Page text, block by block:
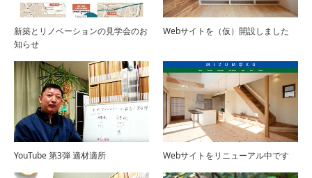
新築とリノベーションの見学会のお
知らせ
Webサイトを（仮）開設しました
YouTube 第3弾 適材適所 Webサイトをリニューアル中です